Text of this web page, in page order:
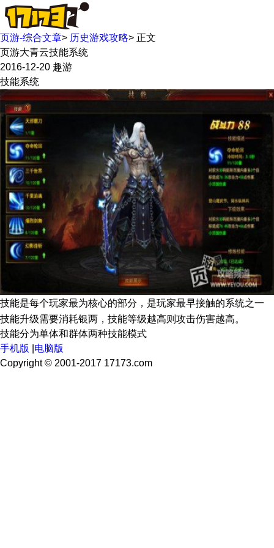
页游-综合文章> 历史游戏攻略> 正文
页游大青云技能系统
2016-12-20 趣游
技能系统
技能是每个玩家最为核心的部分，是玩家最早接触的系统之一
技能升级需要消耗银两，技能等级越高则攻击伤害越高。
技能分为单体和群体两种技能模式
手机版
电脑版
Copyright © 2001-2017 17173.com